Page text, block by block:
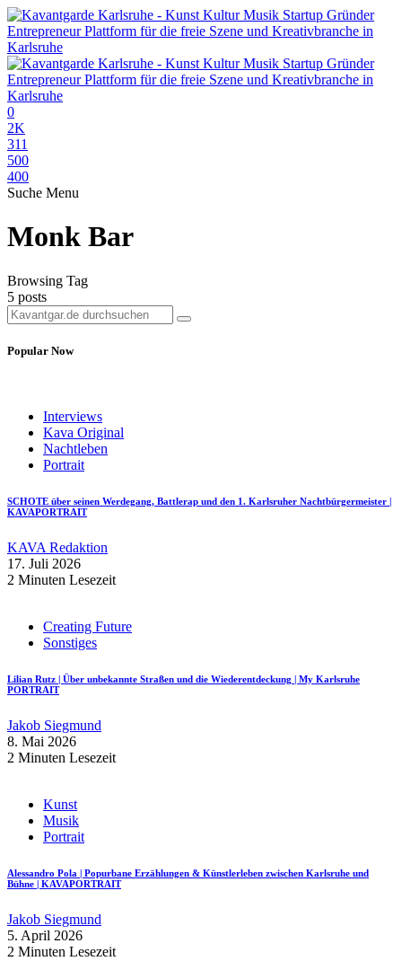
0
2K
311
500
400
Suche Menu
Monk Bar
Browsing Tag
5 posts
Popular Now
Interviews
Kava Original
Nachtleben
Portrait
SCHOTE über seinen Werdegang, Battlerap und den 1. Karlsruher Nachtbürgermeister |
KAVAPORTRAIT
KAVA Redaktion
17. Juli 2026
2 Minuten Lesezeit
Creating Future
Sonstiges
Lilian Rutz | Über unbekannte Straßen und die Wiederentdeckung | My Karlsruhe
PORTRAIT
Jakob Siegmund
8. Mai 2026
2 Minuten Lesezeit
Kunst
Musik
Portrait
Alessandro Pola | Popurbane Erzählungen & Künstlerleben zwischen Karlsruhe und
Bühne | KAVAPORTRAIT
Jakob Siegmund
5. April 2026
2 Minuten Lesezeit